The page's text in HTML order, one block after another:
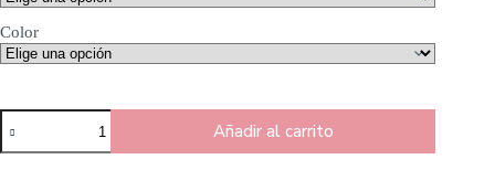
Color
Añadir al carrito